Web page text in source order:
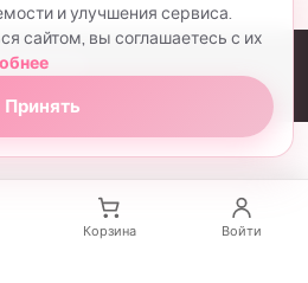
защищены.
и улучшения сервиса.
сайтом, вы соглашаетесь с их
Принять
Корзина Войти